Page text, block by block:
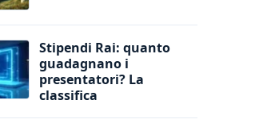
Stipendi Rai: quanto
guadagnano i
presentatori? La
classifica